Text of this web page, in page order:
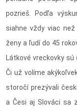
pozrieš. Podľa
siahne vždy viac než
ženy a ľudí do 45
Látkové vreckovky
Či už volíme
storočí prezývali
a Česi aj Slováci sa